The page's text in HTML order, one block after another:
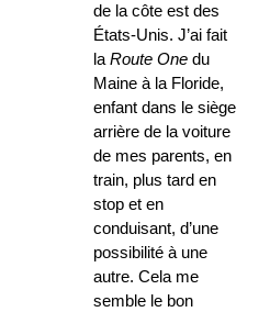
de la côte est des
États-Unis. J’ai fait
laRoute One du
Maine à la Floride,
enfant dans le siège
arrière de la voiture
de mes parents, en
train, plus tard en
stop et en
conduisant, d’une
possibilité à une
autre. Cela me
semble le bon